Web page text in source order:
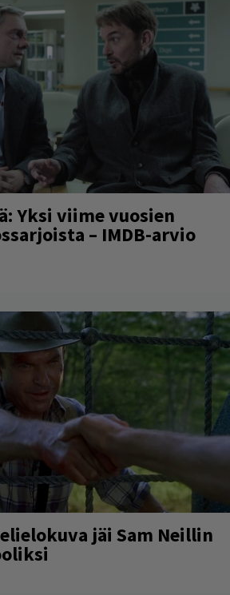
Yksi viime vuosien
– IMDB-arvio
jäi Sam Neillin